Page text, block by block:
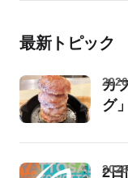
最新トピック
カ
グ
2日